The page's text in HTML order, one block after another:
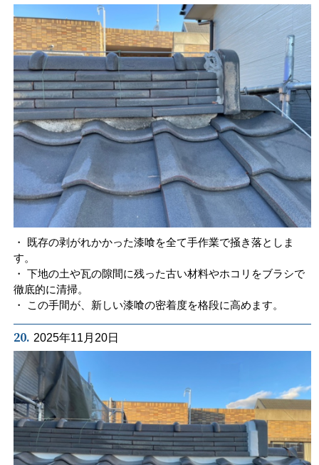
・ 既存の剥がれかかった漆喰を全て手作業で掻き落としま
す。
・ 下地の土や瓦の隙間に残った古い材料やホコリをブラシで
徹底的に清掃。
・ この手間が、新しい漆喰の密着度を格段に高めます。
20. 2025年11月20日